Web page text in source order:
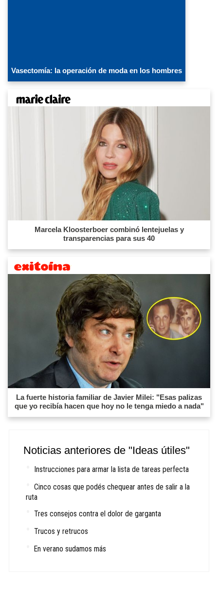
Vasectomía: la operación de moda en los hombres
Marcela Kloosterboer combinó lentejuelas y
transparencias para sus 40
La fuerte historia familiar de Javier Milei: "Esas palizas
que yo recibía hacen que hoy no le tenga miedo a nada"
Noticias anteriores de "Ideas útiles"
Instrucciones para armar la lista de tareas perfecta
Cinco cosas que podés chequear antes de salir a la
ruta
Tres consejos contra el dolor de garganta
Trucos y retrucos
En verano sudamos más